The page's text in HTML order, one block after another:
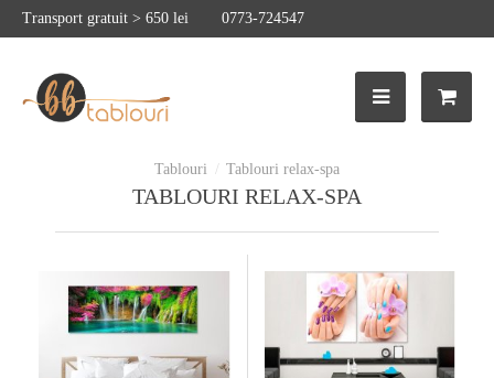
Transport gratuit > 650 lei 0773-724547
Tablouri relax-spa
TABLOURI RELAX-SPA